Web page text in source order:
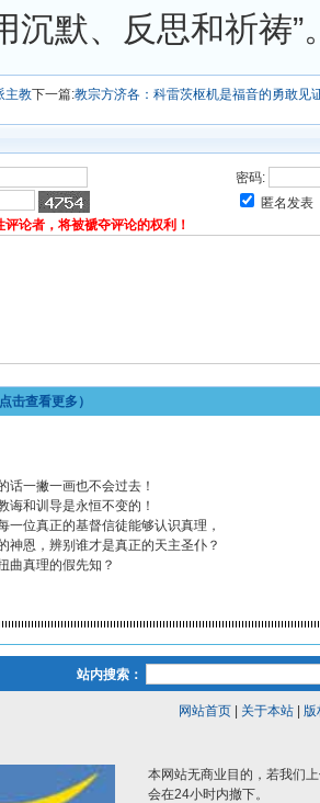
沉默、反思和祈祷”
主教下一篇:教宗方济各：科雷茨枢机是福音的勇敢见
密码:
匿名发表
论者，将被褫夺评论的权利！
击查看更多）
话一撇一画也不会过去！
诲和训导是永恒不变的！
一位真正的基督信徒能够认识真理，
神恩，辨别谁才是真正的天主圣仆？
曲真理的假先知？
站内搜索：
网站首页| 关于本站| 版
本网站无商业目的，若我们
会在24小时内撤下。